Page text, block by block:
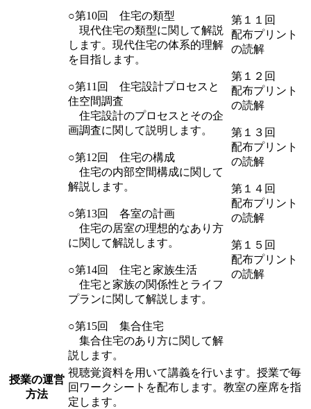
○第10回 住宅の類型
現代住宅の類型に関して解説
します。現代住宅の体系的理解
を目指します。
○第11回 住宅設計プロセスと
住空間調査
住宅設計のプロセスとその企
画調査に関して説明します。
○第12回 住宅の構成
住宅の内部空間構成に関して
解説します。
○第13回 各室の計画
住宅の居室の理想的なあり方
に関して解説します。
○第14回 住宅と家族生活
住宅と家族の関係性とライフ
プランに関して解説します。
○第15回 集合住宅
集合住宅のあり方に関して解
説します。
第１１回
配布プリント
の読解
第１２回
配布プリント
の読解
第１３回
配布プリント
の読解
第１４回
配布プリント
の読解
第１５回
配布プリント
の読解
授業の運営
方法
視聴覚資料を用いて講義を行います。授業で毎
回ワークシートを配布します。教室の座席を指
定します。